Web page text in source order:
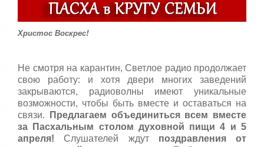
т
е
Христос Воскрес!
Не смотря на карантин, Светлое радио продолжает
свою работу: и хотя двери многих заведений
закрываются, радиоволны имеют уникальные
возможности, чтобы быть вместе и оставаться на
связи.
Предлагаем объединиться всем вместе
за Пасхальным столом духовной пищи 4 и 5
апреля! Слушателей ждут поздравления от